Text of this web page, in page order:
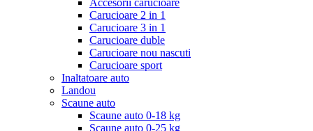
Carucioare 2 in 1
Carucioare 3 in 1
Carucioare duble
Carucioare nou nascuti
Carucioare sport
Inaltatoare auto
Landou
Scaune auto
Scaune auto 0-18 kg
Scaune auto 0-25 kg